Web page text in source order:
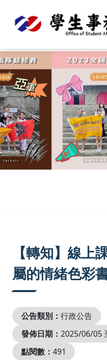
【轉知】線上
屬的情緒色彩書
公告類別： 行政公告
發佈日期： 2025/06/05
點閱數： 491